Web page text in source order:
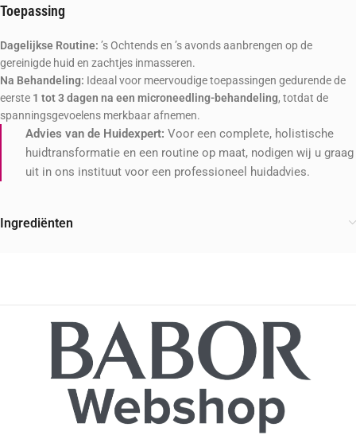
Toepassing
Dagelijkse Routine: ’s Ochtends en ’s avonds aanbrengen op de
gereinigde huid en zachtjes inmasseren.
Na Behandeling: Ideaal voor meervoudige toepassingen gedurende de
eerste 1 tot 3 dagen na een microneedling-behandeling, totdat de
spanningsgevoelens merkbaar afnemen.
Advies van de Huidexpert: Voor een complete, holistische
huidtransformatie en een routine op maat, nodigen wij u graag
uit in ons instituut voor een professioneel huidadvies.
Ingrediënten